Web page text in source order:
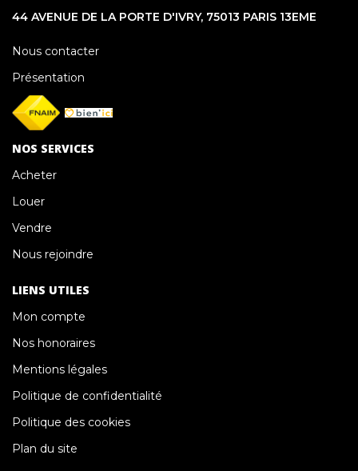
44 AVENUE DE LA PORTE D'IVRY, 75013 PARIS 13EME
Nous contacter
Présentation
NOS SERVICES
Acheter
Louer
Vendre
Nous rejoindre
LIENS UTILES
Mon compte
Nos honoraires
Mentions légales
Politique de confidentialité
Politique des cookies
Plan du site